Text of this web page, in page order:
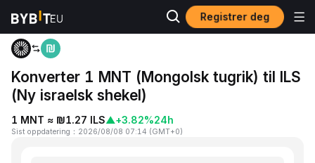
Registrer deg
Hjem MNT to ILS
Konverter 1 MNT (Mongolsk tugrik) til ILS
(Ny israelsk shekel)
1 MNT ≈ ₪1.27 ILS▲+3.82%24h
Sist oppdatering ： 2026/08/08 07:14 (GMT+0)